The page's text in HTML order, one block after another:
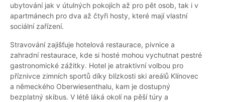
ubytování jak v útulných pokojích až pro pět osob, tak i v
apartmánech pro dva až čtyři hosty, které mají vlastní
sociální zařízení.
Stravování zajišťuje hotelová restaurace, pivnice a
zahradní restaurace, kde si hosté mohou vychutnat pestré
gastronomické zážitky. Hotel je atraktivní volbou pro
příznivce zimních sportů díky blízkosti ski areálů Klínovec
a německého Oberwiesenthalu, kam je dostupný
bezplatný skibus. V létě láká okolí na pěší túry a